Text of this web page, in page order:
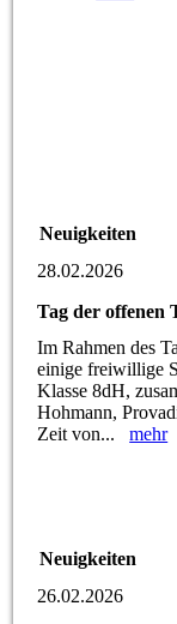
Neuigkeiten
28.02.2026
Tag der offenen
Im Rahmen des
einige freiwillige
Klasse 8dH,
Hohmann,
Zeit von...mehr
Neuigkeiten
26.02.2026